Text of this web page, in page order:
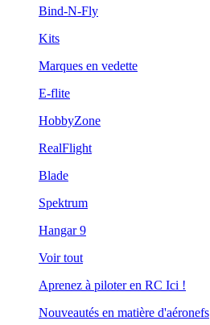
Bind-N-Fly
Kits
Marques en vedette
E-flite
HobbyZone
RealFlight
Blade
Spektrum
Hangar 9
Voir tout
Aprenez à piloter en RC Ici !
Nouveautés en matière d'aéronefs